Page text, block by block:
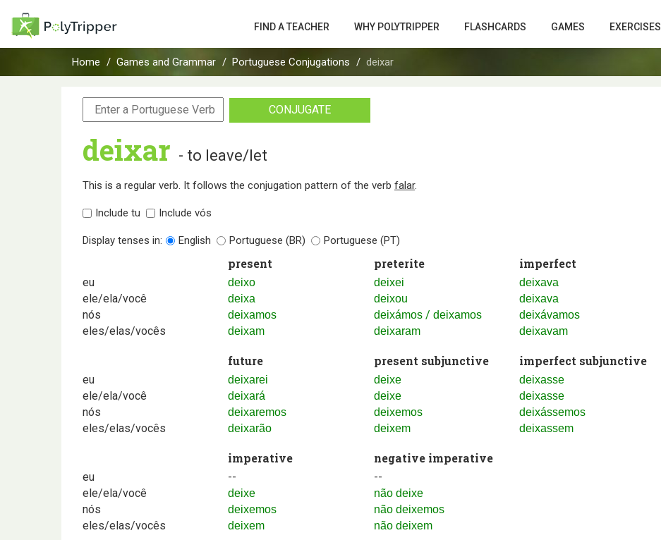
FIND A TEACHER WHY POLYTRIPPER FLASHCARDS GAMES EXERCISES
Home Games and Grammar Portuguese Conjugations deixar
CONJUGATE
deixar - to leave/let
This is a regular verb. It follows the conjugation pattern of the verb falar.
Include tu Include vós
Display tenses in: English Portuguese (BR) Portuguese (PT)
present preterite imperfect
eu deixo deixei deixava
ele/ela/você deixa deixou deixava
nós deixamos deixámos/ deixamos deixávamos
eles/elas/vocês deixam deixaram deixavam
future present subjunctive imperfect subjunctive
eu deixarei deixe deixasse
ele/ela/você deixará deixe deixasse
nós deixaremos deixemos deixássemos
eles/elas/vocês deixarão deixem deixassem
imperative negative imperative
eu --
--
ele/ela/você
deixe não deixe
nós deixemos não deixemos
eles/elas/vocês deixem não deixem